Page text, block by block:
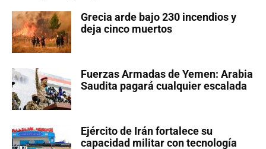
Grecia arde bajo 230 incendios y
deja cinco muertos
Fuerzas Armadas de Yemen: Arabia
Saudita pagará cualquier escalada
Ejército de Irán fortalece su
capacidad militar con tecnología